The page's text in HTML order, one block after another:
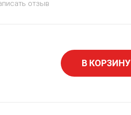
отзыв
В КОРЗИНУ